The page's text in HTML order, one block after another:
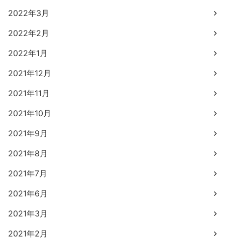
2022年3月
2022年2月
2022年1月
2021年12月
2021年11月
2021年10月
2021年9月
2021年8月
2021年7月
2021年6月
2021年3月
2021年2月